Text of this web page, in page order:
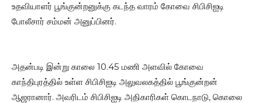
உதவியாளர் பூங்குன்றனுக்கு கடந்த வாரம் கோவை சிபிசிஐடி
போலீசார் சம்மன் அனுப்பினர்.
அதன்படி இன்று காலை 10.45 மணி அளவில் கோவை
காந்திபுரத்தில் உள்ள சிபிசிஐடி அலுவலகத்தில் பூங்குன்றன்
ஆஜரானார். அவரிடம் சிபிசிஐடி அதிகாரிகள் கொடநாடு, கொலை